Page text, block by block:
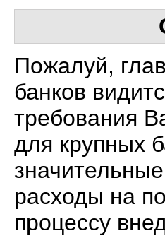
Пожалуй,
банков
требования
для крупных
расходы на
процессу